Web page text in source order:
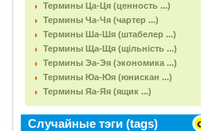
Термины Ца-Ця (ценность ...)
Термины Ча-Чя (чартер ...)
Термины Ша-Шя (штабелер ...)
Термины Ща-Щя (щільність ...)
Термины Эа-Эя (экономика ...)
Термины Юа-Юя (юнискан ...)
Термины Яа-Яя (ящик ...)
Случайные тэги (tags)